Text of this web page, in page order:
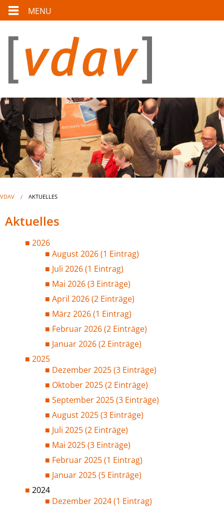
MENU
VDAV AKTUELLES
Aktuelles
2026
August 2026 (1 Eintrag)
Juli 2026 (1 Eintrag)
Mai 2026 (3 Einträge)
April 2026 (2 Einträge)
März 2026 (1 Eintrag)
Februar 2026 (2 Einträge)
Januar 2026 (2 Einträge)
2025
Dezember 2025 (3 Einträge)
Oktober 2025 (2 Einträge)
September 2025 (3 Einträge)
August 2025 (3 Einträge)
Juli 2025 (2 Einträge)
Mai 2025 (3 Einträge)
Februar 2025 (1 Eintrag)
Januar 2025 (5 Einträge)
2024
Dezember 2024 (1 Eintrag)